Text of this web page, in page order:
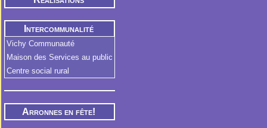
Intercommunalité
Vichy Communauté
Maison des Services au public
Centre social rural
Arronnes en fête!